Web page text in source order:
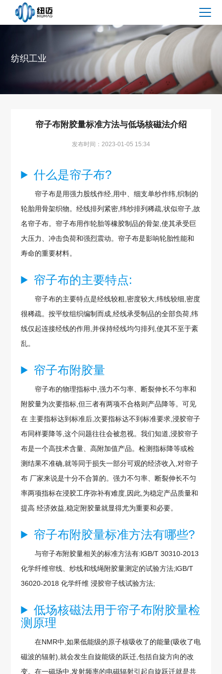
纺织工业
帘子布附胶量标准方法与低场核磁法介绍
发布时间：2023-01-05 15:34
什么是帘子布?
帘子布是用强力股线作经,用中、细支单纱作纬,织制的
轮胎用骨架织物。经线排列紧密,纬纱排列稀疏,状似帘子,故
名帘子布。帘子布用作轮胎等橡胶制品的骨架,使其承受巨
大压力、冲击负荷和强烈震动。帘子布是影响轮胎性能和
寿命的重要材料。
帘子布的主要特点:
帘子布的主要特点是经线较粗,密度较大,纬线较细,密度
很稀疏。按平纹组织编制而成,经线承受制品的全部负荷,纬
线仅起连接经线的作用,并保持经线均匀排列,使其不至于紊
乱。
帘子布附胶量
帘子布的物理指标中,强力不匀率、断裂伸长不匀率和
附胶量为次要指标,但三者有两项不合格则产品降等。可见
在 主要指标达到标准后,次要指标达不到标准要求,浸胶帘子
布同样要降等,这个问题往往会被忽视。我们知道,浸胶帘子
布是一个高技术含量、高附加值产品。检测指标降等或检
测结果不准确,就等同于损失一部分可观的经济收入,对帘子
布 厂家来说是十分不合算的。强力不匀率、断裂伸长不匀
率两项指标在浸胶工序弥补有难度,因此,为稳定产品质量和
提高 经济效益,稳定附胶量就显得尤为重要和必要。
帘子布附胶量标准方法有哪些?
与帘子布附胶量相关的标准方法有:lGB/T 30310-2013
化学纤维帘线、纱线和线绳附胶量测定的试验方法;lGB/T
36020-2018 化学纤维 浸胶帘子线试验方法;
低场核磁法用于帘子布附胶量检
测原理
在NMR中,如果低能级的原子核吸收了的能量(吸收了电
磁波的辐射),就会发生自旋能级的跃迁,包括自旋方向的改
变。在一磁场中,发射频率的电磁辐射引起自旋跃迁就是共